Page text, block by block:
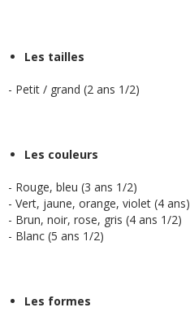
Les tailles
- Petit / grand (2 ans 1/2)
Les couleurs
- Rouge, bleu (3 ans 1/2)
- Vert, jaune, orange, violet (4 ans)
- Brun, noir, rose, gris (4 ans 1/2)
- Blanc (5 ans 1/2)
Les formes